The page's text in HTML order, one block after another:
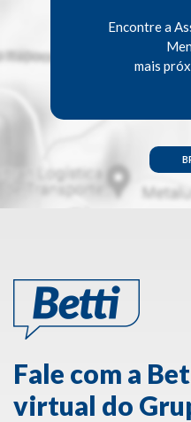
Encontre a
mais
Fale com a
virtual do